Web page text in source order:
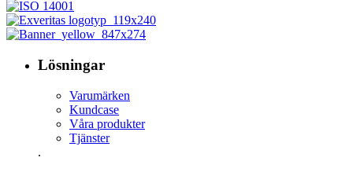
Lösningar
Varumärken
Kundcase
Våra produkter
Tjänster
.